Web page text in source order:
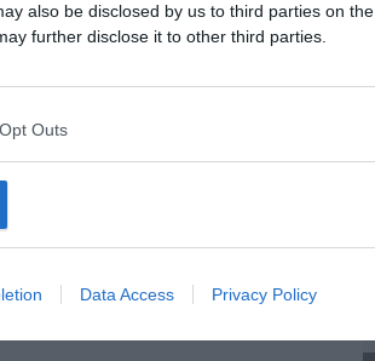
also be disclosed by us to third parties on the
further disclose it to other third parties.
Outs
Data Access Privacy Policy